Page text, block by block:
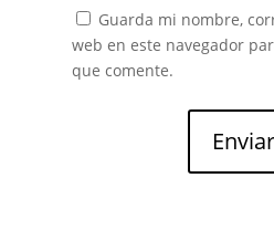
Guarda mi nombre,
web en este navegador
que comente.